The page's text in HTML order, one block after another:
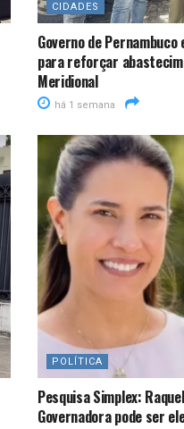
CIDADES
Governo de
para reforçar
Meridional
há 1 semana
POLÍTICA
Pesquisa Simplex:
Governadora pode ser